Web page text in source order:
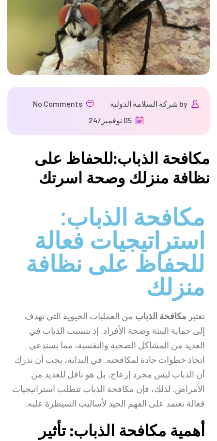
by شركة السلامة الدولية
No Comments
05 نوفمبر/24
مكافحة الذباب:للحفاظ على
نظافة منزلك وصحة اسرتك
مكافحة الذباب:
استراتيجيات فعالة
للحفاظ على نظافة
منزلك
تعتبر مكافحة الذباب من العمليات الحيوية التي تهدف
إلى حماية البيئة وصحة الأفراد. إذ يتسبب الذباب في
العديد من المشاكل الصحية والنفسية، مما يستدعي
اتخاذ خطوات جادة لمكافحته. في البداية، يجب أن ندرك
أن الذباب ليس مجرد إزعاج، بل هو ناقل للعديد من
الأمراض. لذلك، فإن مكافحة الذباب تتطلب استراتيجيات
فعالة تعتمد على الفهم الجيد لأساليب السيطرة عليه.
أهمية مكافحة الذباب: تأثير